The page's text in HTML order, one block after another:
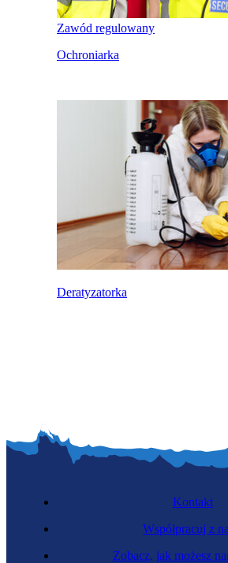
Zawód regulowany
Ochroniarka
Deratyzatorka
Kontakt
Współpracuj z
Zobacz, jak możesz